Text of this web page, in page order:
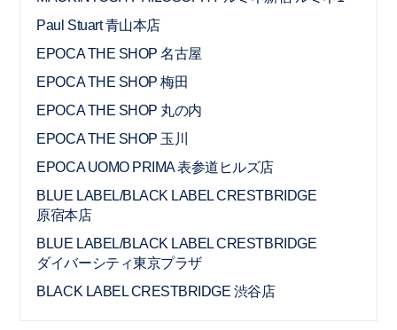
Paul Stuart 青山本店
EPOCA THE SHOP 名古屋
EPOCA THE SHOP 梅田
EPOCA THE SHOP 丸の内
EPOCA THE SHOP 玉川
EPOCA UOMO PRIMA 表参道ヒルズ店
BLUE LABEL/BLACK LABEL CRESTBRIDGE
原宿本店
BLUE LABEL/BLACK LABEL CRESTBRIDGE
ダイバーシティ東京プラザ
BLACK LABEL CRESTBRIDGE 渋谷店